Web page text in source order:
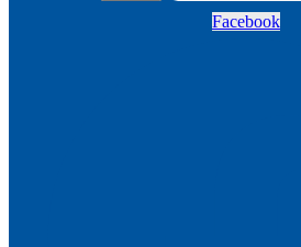
Facebook